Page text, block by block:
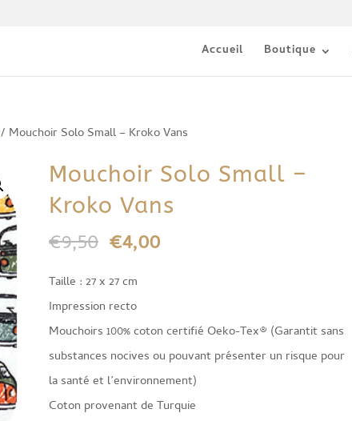
Accueil Boutique
/ Mouchoir Solo Small – Kroko Vans
Mouchoir Solo Small –
Kroko Vans
€9,50 Le
initial
était :
€9,50.
€4,00
est :
€4,00.
Taille : 27 x 27 cm
Impression recto
Mouchoirs 100% coton certifié Oeko-Tex® (Garantit sans
substances nocives ou pouvant présenter un risque pour
la santé et l’environnement)
Coton provenant de Turquie